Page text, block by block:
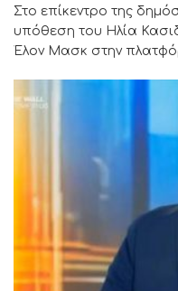
Στο επίκεντρο της
υπόθεση του Ηλία
Έλον Μασκ στην